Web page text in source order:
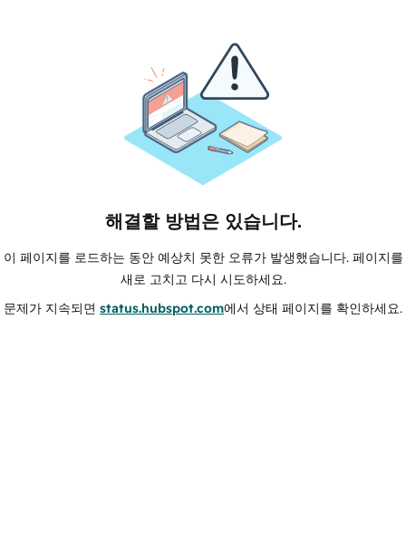
해결할 방법은 있습니다.
이 페이지를 로드하는 동안 예상치 못한 오류가 발생했습니다. 페이지를
새로 고치고 다시 시도하세요.
문제가 지속되면 status.hubspot.com에서 상태 페이지를 확인하세요.